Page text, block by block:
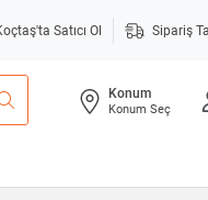
Satıcı Ol Sipariş
Konum
Konum Seç